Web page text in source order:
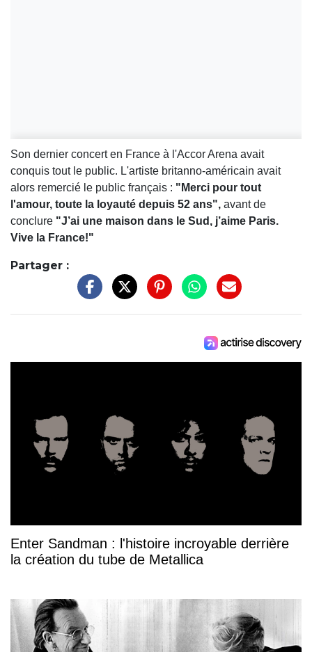
Son dernier concert en France à l'Accor Arena avait
conquis tout le public. L'artiste britanno-américain avait
alors remercié le public français : "Merci pour tout
l'amour, toute la loyauté depuis 52 ans", avant de
conclure "J’ai une maison dans le Sud, j’aime Paris.
Vive la France!"
Partager :
Enter Sandman : l'histoire incroyable derrière
la création du tube de Metallica